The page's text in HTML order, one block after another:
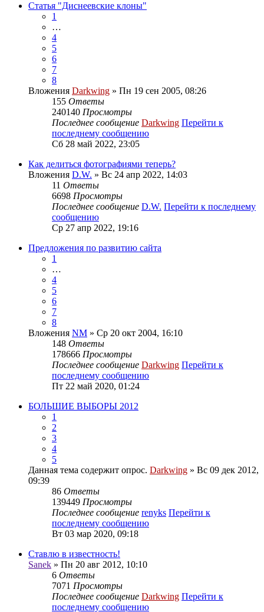
Статья "Диснеевские клоны"
1
…
4
5
6
7
8
Вложения Darkwing » Пн 19 сен 2005, 08:26
155 Ответы
240140 Просмотры
Последнее сообщение Darkwing Перейти к
последнему сообщению
Сб 28 май 2022, 23:05
Как делиться фотографиями теперь?
Вложения D.W. » Вс 24 апр 2022, 14:03
11 Ответы
6698 Просмотры
Последнее сообщение D.W. Перейти к последнему
сообщению
Ср 27 апр 2022, 19:16
Предложения по развитию сайта
1
…
4
5
6
7
8
Вложения NM » Ср 20 окт 2004, 16:10
148 Ответы
178666 Просмотры
Последнее сообщение Darkwing Перейти к
последнему сообщению
Пт 22 май 2020, 01:24
БОЛЬШИЕ ВЫБОРЫ 2012
1
2
3
4
5
Данная тема содержит опрос. Darkwing » Вс 09 дек 2012,
09:39
86 Ответы
139449 Просмотры
Последнее сообщение renyks Перейти к
последнему сообщению
Вт 03 мар 2020, 09:18
Ставлю в известность!
Sanek » Пн 20 авг 2012, 10:10
6 Ответы
7071 Просмотры
Последнее сообщение Darkwing Перейти к
последнему сообщению